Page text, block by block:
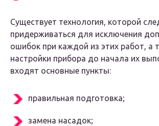
Существует технология, которой
придерживаться для исключения
ошибок при каждой из этих работ, а
настройки прибора до начала их
входят основные пункты:
правильная подготовка;
замена насадок;